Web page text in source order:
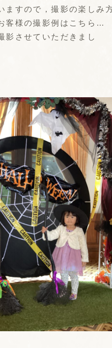
ますので，撮影の楽しみ
客様の撮影例はこちら…
影させていただきまし